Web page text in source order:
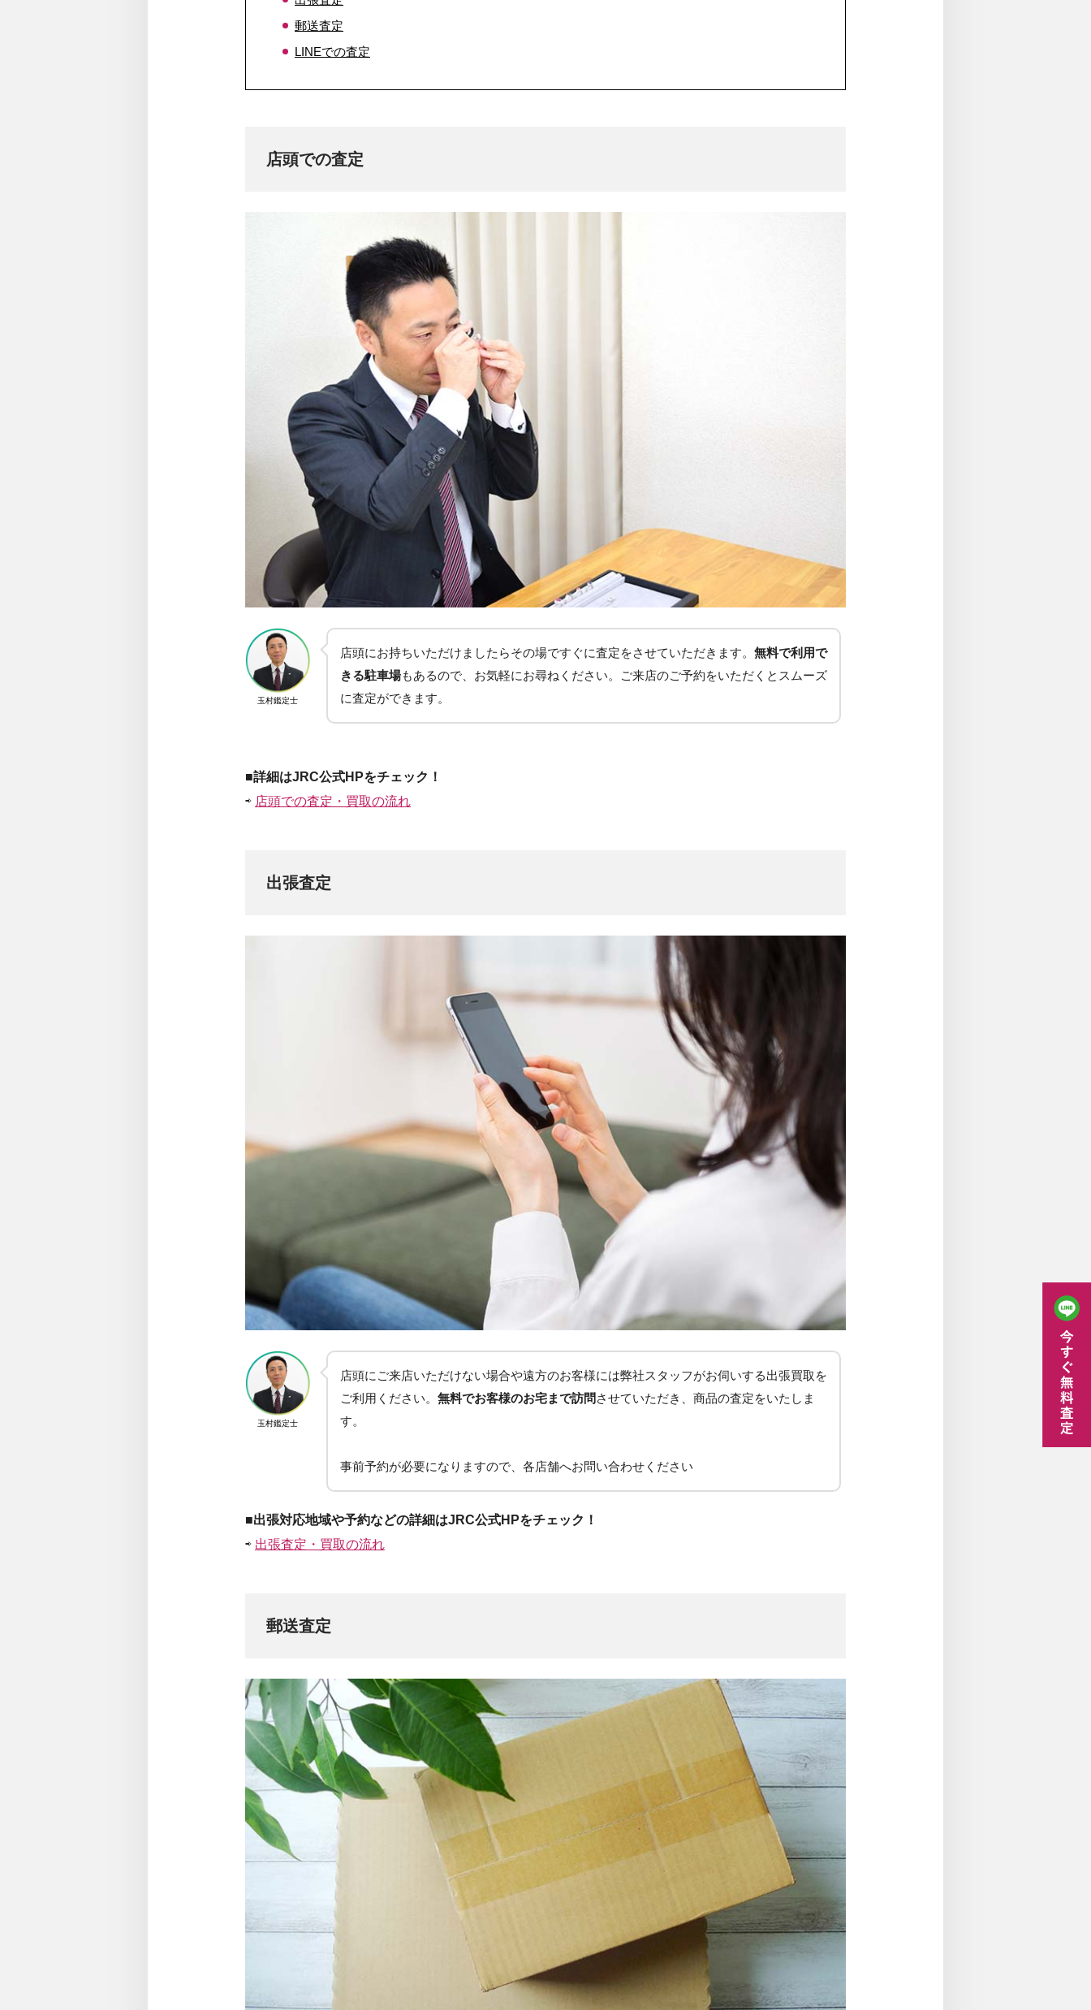
郵送査定
LINEでの査定
店頭での査定
玉村鑑定士
店頭にお持ちいただけましたらその場ですぐに査定をさせていただきます。 無料で利用で
きる駐車場もあるので、お気軽にお尋ねください。ご来店のご予約をいただくとスムーズ
に査定ができます。
■詳細はJRC公式HPをチェック！
⇨ 店頭での査定・買取の流れ
出張査定
玉村鑑定士
店頭にご来店いただけない場合や遠方のお客様には弊社スタッフがお伺いする出張買取を
ご利用ください。 無料でお客様のお宅まで訪問 させていただき、商品の査定をいたしま
す。
事前予約が必要になりますので、各店舗へお問い合わせください
■出張対応地域や予約などの詳細はJRC公式HPをチェック！
⇨ 出張査定・買取の流れ
郵送査定